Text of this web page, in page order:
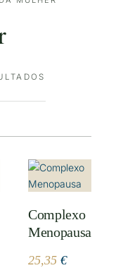
Complexo
Menopausa
25,35 €